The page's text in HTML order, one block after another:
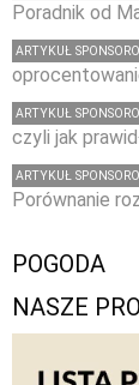
Poradnik od
ARTYKUŁ
ARTYKUŁ
czyli jak
ARTYKUŁ
Porównanie
POGODA
NASZE